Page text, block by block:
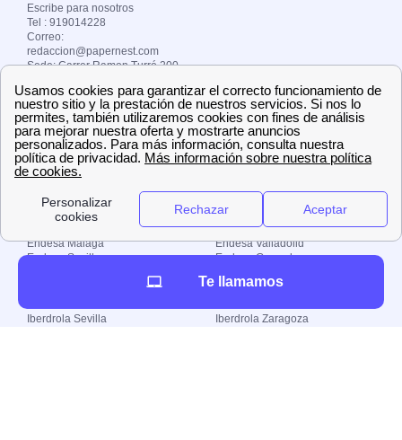
Localiza tu oficina de Endesa
Endesa Barcelona
Endesa Málaga
Endesa Sevilla
Endesa Valencia
Endesa Zaragoza
Endesa Valladolid
Endesa Granada
Localiza tu oficina de Iberdrola
Iberdrola Sevilla
Iberdrola Zaragoza
Escribe para nosotros
Tel : 919014228
Correo:
redaccion@papernest.com
Sede: Carrer Ramon Turró 200
Copyright ©
papernest.es 2024 –
Todos los derechos
reservados
Te llamamos